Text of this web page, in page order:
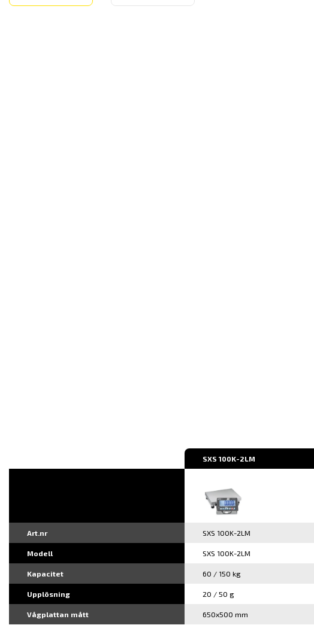
SXS 100K-2LM
Art.nr SXS 100K-2LM
Modell SXS 100K-2LM
Kapacitet 60 / 150 kg
Upplösning 20 / 50 g
Vågplattan mått 650x500 mm